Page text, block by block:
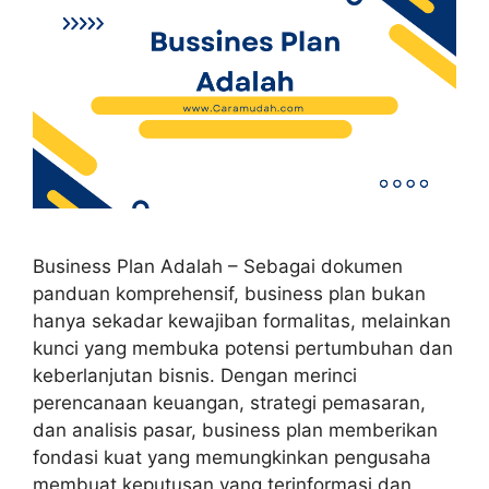
Business Plan Adalah – Sebagai dokumen
panduan komprehensif, business plan bukan
hanya sekadar kewajiban formalitas, melainkan
kunci yang membuka potensi pertumbuhan dan
keberlanjutan bisnis. Dengan merinci
perencanaan keuangan, strategi pemasaran,
dan analisis pasar, business plan memberikan
fondasi kuat yang memungkinkan pengusaha
membuat keputusan yang terinformasi dan